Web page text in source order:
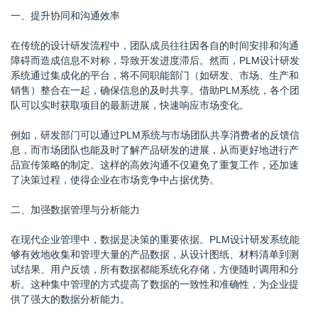
一、提升协同和沟通效率
在传统的设计研发流程中，团队成员往往因各自的时间安排和沟通
障碍而造成信息不对称，导致开发进度滞后。然而，PLM设计研发
系统通过集成化的平台，将不同职能部门（如研发、市场、生产和
销售）整合在一起，确保信息的及时共享。借助PLM系统，各个团
队可以实时获取项目的最新进展，快速响应市场变化。
例如，研发部门可以通过PLM系统与市场团队共享消费者的反馈信
息，而市场团队也能及时了解产品研发的进展，从而更好地进行产
品宣传策略的制定。这样的高效沟通不仅避免了重复工作，还加速
了决策过程，使得企业在市场竞争中占据优势。
二、加强数据管理与分析能力
在现代企业管理中，数据是决策的重要依据。PLM设计研发系统能
够有效地收集和管理大量的产品数据，从设计图纸、材料清单到测
试结果、用户反馈，所有数据都能系统化存储，方便随时调用和分
析。这种集中管理的方式提高了数据的一致性和准确性，为企业提
供了强大的数据分析能力。